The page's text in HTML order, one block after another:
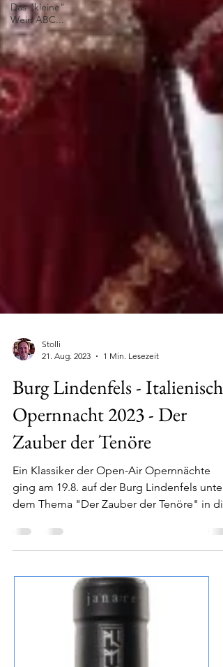
Das "kleine"
Wein ABC...
21. Aug. 2023
1 Min. Lesezeit
Burg Lindenfels - Italienische
Opernnacht 2023 - Der
Zauber der Tenöre
Ein Klassiker der Open-Air Opernnächte
dem Thema "Der Zauber der Tenöre" in die
nächste...